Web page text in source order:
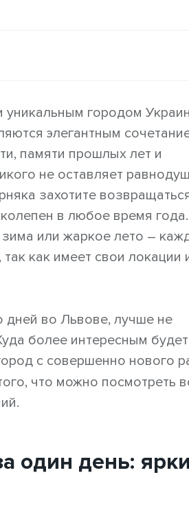
городом
элегантным
памяти прошлых лет и
не оставляет
захотите
в любое время года.
или жаркое лето –
как имеет свои локации
дней во Львове, лучше не
более интересным будет
с совершенно нового
что можно посмотреть
один день: